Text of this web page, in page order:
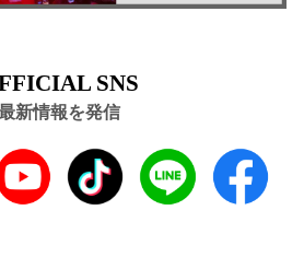
SNS
新情報を発信